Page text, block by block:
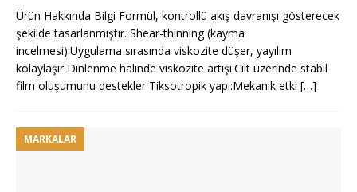
Ürün Hakkında Bilgi Formül, kontrollü akış davranışı gösterecek
şekilde tasarlanmıştır. Shear-thinning (kayma
incelmesi):Uygulama sırasında viskozite düşer, yayılım
kolaylaşır Dinlenme halinde viskozite artışı:Cilt üzerinde stabil
film oluşumunu destekler Tiksotropik yapı:Mekanik etki […]
MARKALAR